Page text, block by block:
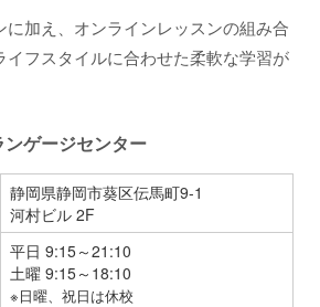
加え、オンラインレッスンの組み合
イフスタイルに合わせた柔軟な学習が
ゲージセンター
静岡県静岡市葵区伝馬町9-1
河村ビル 2F
平日 9:15～21:10
土曜 9:15～18:10
※日曜、祝日は休校